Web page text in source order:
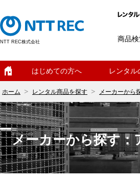
NTT REC株式会社 商品
はじめての方へ レンタル
ホーム レンタル商品を探す メーカーから
メーカーから探す：